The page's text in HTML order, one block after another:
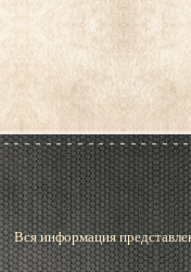
Вся информация